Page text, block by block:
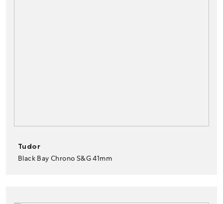
Tudor
Black Bay Chrono S&G 41mm